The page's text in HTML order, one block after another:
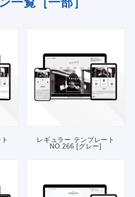
レギュラー テンプレート
NO.266 [グレー]